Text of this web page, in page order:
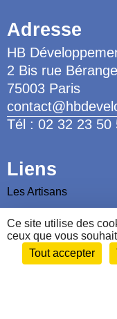
Ce site utilise des
ceux que vous
Tout accepter
Adresse
HB
2 Bis rue
75003 Paris
Tél : 02 32 23 50
Liens
Les Artisans
Nous contacter